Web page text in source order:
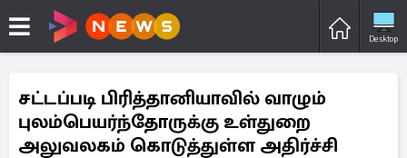
Desktop
சட்டப்படி பிரித்தானியாவில் வாழும்
புலம்பெயர்ந்தோருக்கு உள்துறை
அலுவலகம் கொடுத்துள்ள அதிர்ச்சி